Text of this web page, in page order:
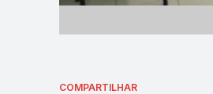
COMPARTILHAR